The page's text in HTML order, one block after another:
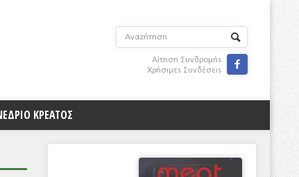
Αίτηση Συνδρομής
Χρήσιμες Συνδέσεις

ΚΡΕΑΤΟΣ